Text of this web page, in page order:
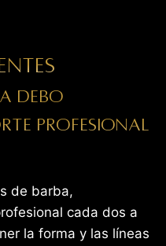
debo
profesional
de barba,
cada dos a
la forma y las líneas